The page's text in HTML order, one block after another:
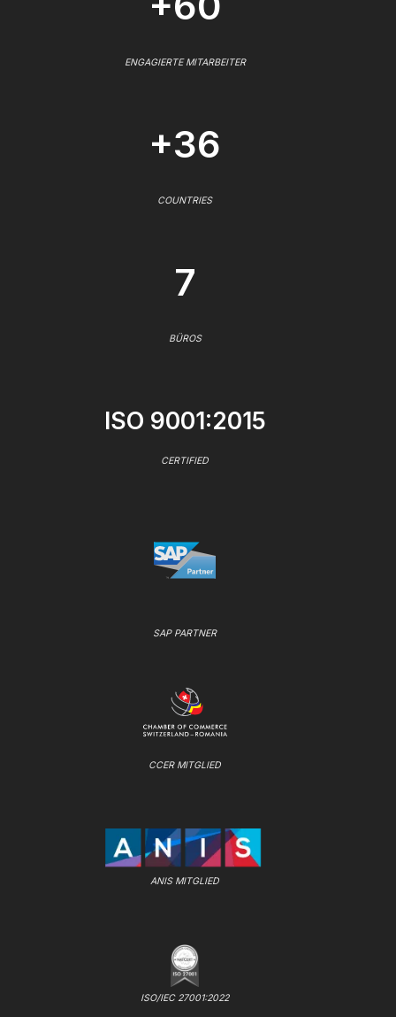
ENGAGIERTE MITARBEITER
+36
COUNTRIES
7
BÜROS
ISO 9001:2015
CERTIFIED
SAP PARTNER
CCER MITGLIED
ANIS MITGLIED
ISO/IEC 27001:2022